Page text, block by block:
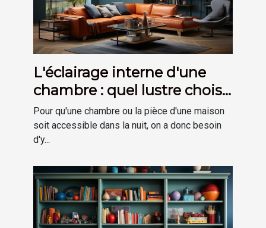
L'éclairage interne d'une
chambre : quel lustre choisir
?
Pour qu'une chambre ou la pièce d'une maison
soit accessible dans la nuit, on a donc besoin
d'y...